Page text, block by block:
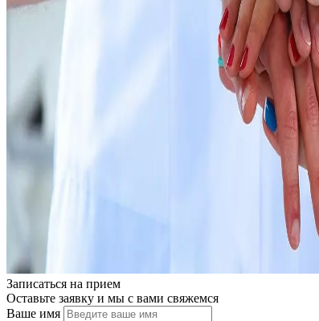
Записаться на прием
Оставьте заявку и мы с вами свяжемся
Ваше имя